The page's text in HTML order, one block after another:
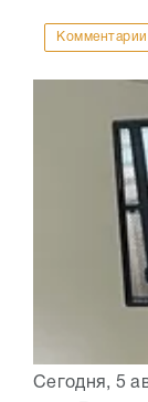
Комментарии
Сегодня, 5